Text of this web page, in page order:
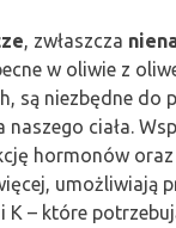
, zwłaszcza
w oliwie z
są niezbędne do
ciała.
hormonów
umożliwiają
K – które